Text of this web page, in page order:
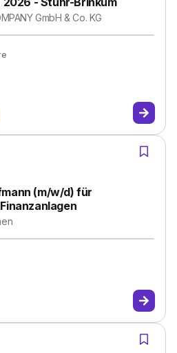
GmbH & Co. KG
(m/w/d) für